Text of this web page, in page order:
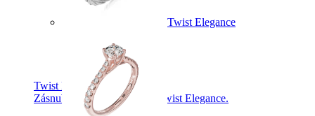
Twist Elegance
Zásnubné prstne z kolekcie Twist Elegance.
Twist Elegance